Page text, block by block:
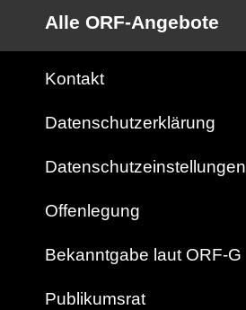
Alle ORF-Angebote
Kontakt
Datenschutzerklärung
Datenschutzeinstellungen
Offenlegung
Bekanntgabe laut ORF-G
Publikumsrat